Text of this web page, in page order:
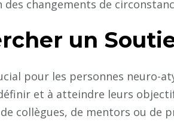
changements de
un
pour les personnes neuro-
et à atteindre leurs
collègues, de mentors ou de